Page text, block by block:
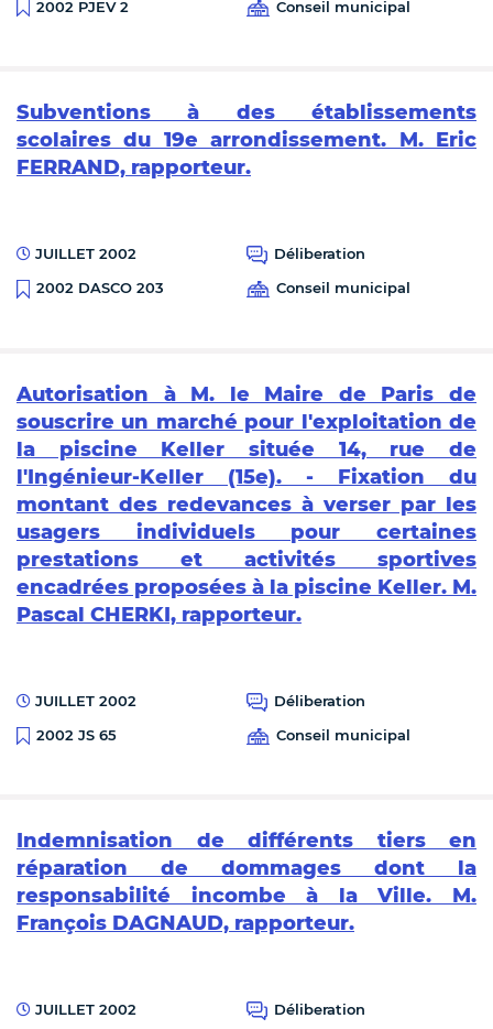
2002 PJEV 2 Conseil municipal
Subventions à des établissements
scolaires du 19e arrondissement. M. Eric
FERRAND, rapporteur.
JUILLET 2002
Déliberation
2002 DASCO 203
Conseil municipal
Autorisation à M. le Maire de Paris de
souscrire un marché pour l'exploitation de
la piscine Keller située 14, rue de
l'Ingénieur-Keller (15e). - Fixation du
montant des redevances à verser par les
usagers individuels pour certaines
prestations et activités sportives
encadrées proposées à la piscine Keller. M.
Pascal CHERKI, rapporteur.
JUILLET 2002
Déliberation
2002 JS 65
Conseil municipal
Indemnisation de différents tiers en
réparation de dommages dont la
responsabilité incombe à la Ville. M.
François DAGNAUD, rapporteur.
JUILLET 2002
Déliberation